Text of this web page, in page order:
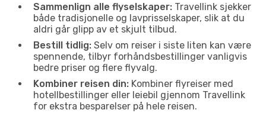
Sammenlign alle flyselskaper: Travellink sjekker
både tradisjonelle og lavprisselskaper, slik at du
aldri går glipp av et skjult tilbud.
Bestill tidlig: Selv om reiser i siste liten kan være
spennende, tilbyr forhåndsbestillinger vanligvis
bedre priser og flere flyvalg.
Kombiner reisen din: Kombiner flyreiser med
hotellbestillinger eller leiebil gjennom Travellink
for ekstra besparelser på hele reisen.